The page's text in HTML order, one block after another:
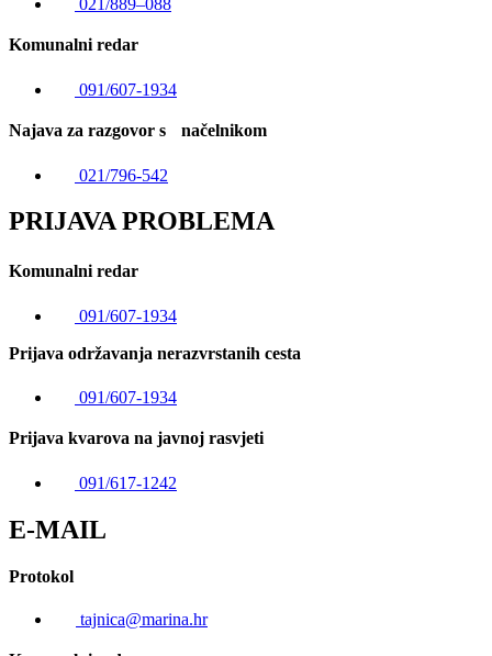
Komunalni redar
091/607-1934
Najava za razgovor s načelnikom
021/796-542
PRIJAVA PROBLEMA
Komunalni redar
091/607-1934
Prijava održavanja nerazvrstanih cesta
091/607-1934
Prijava kvarova na javnoj rasvjeti
091/617-1242
E-MAIL
Protokol
tajnica@marina.hr